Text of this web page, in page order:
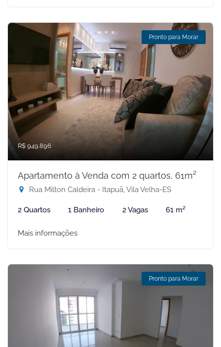
Pronto para Morar
R$ 949.896
Apartamento à Venda com 2 quartos, 61m²
Rua Milton Caldeira - Itapuã, Vila Velha-ES
2 Quartos 1 Banheiro 2 Vagas 61 m²
Mais informações
Pronto para Morar